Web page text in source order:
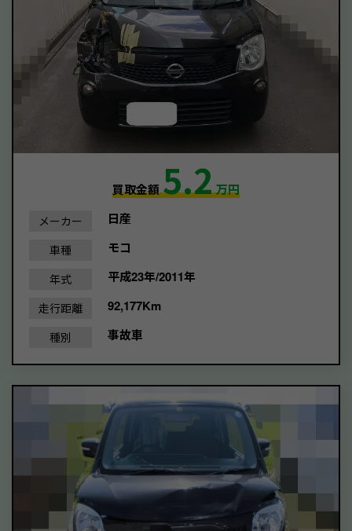
買取金額5.2万円
メーカー 日産
車種 モコ
年式 平成23年/2011年
走行距離 92,177Km
種別 事故車